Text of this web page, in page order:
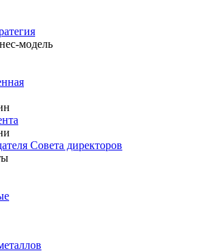
Совета директоров